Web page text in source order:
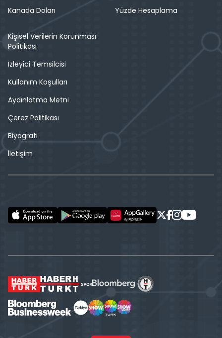
Kanada Doları
Yüzde Hesaplama
Kişisel Verilerin Korunması
Politikası
İzleyici Temsilcisi
Kullanım Koşulları
Aydınlatma Metni
Çerez Politikası
Biyografi
İletişim